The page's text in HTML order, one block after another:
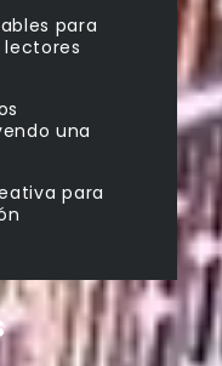
para
una
para